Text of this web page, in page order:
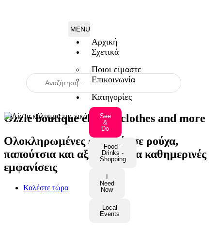
Αρχική
Σχετικά
Ποιοι είμαστε
Επικοινωνία
Κατηγορίες
See
&
Do
Food -
Drinks -
Shopping
Need
Now
Local
Events
When autocomplete results are available use up and down
Ozzie boutique elegant clothes and more
Ολοκληρωμένες επιλογές σε ρούχα,
παπούτσια και αξεσουάρ για καθημερινές
εμφανίσεις
Καλέστε τώρα